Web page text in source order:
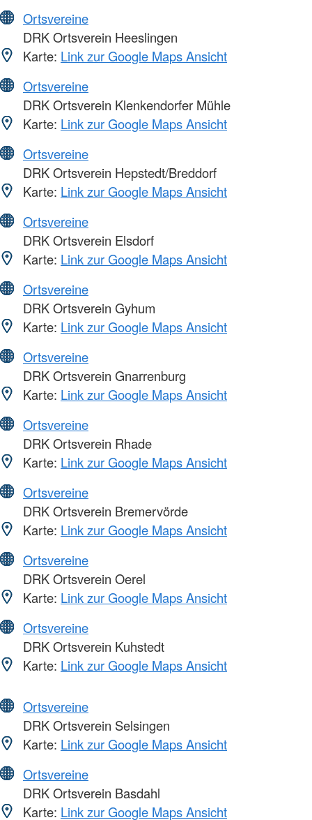
Ortsvereine
DRK Ortsverein Heeslingen
Karte: Link zur Google Maps Ansicht
Ortsvereine
DRK Ortsverein Klenkendorfer Mühle
Karte: Link zur Google Maps Ansicht
Ortsvereine
DRK Ortsverein Hepstedt/Breddorf
Karte: Link zur Google Maps Ansicht
Ortsvereine
DRK Ortsverein Elsdorf
Karte: Link zur Google Maps Ansicht
Ortsvereine
DRK Ortsverein Gyhum
Karte: Link zur Google Maps Ansicht
Ortsvereine
DRK Ortsverein Gnarrenburg
Karte: Link zur Google Maps Ansicht
Ortsvereine
DRK Ortsverein Rhade
Karte: Link zur Google Maps Ansicht
Ortsvereine
DRK Ortsverein Bremervörde
Karte: Link zur Google Maps Ansicht
Ortsvereine
DRK Ortsverein Oerel
Karte: Link zur Google Maps Ansicht
Ortsvereine
DRK Ortsverein Kuhstedt
Karte: Link zur Google Maps Ansicht
Ortsvereine
DRK Ortsverein Selsingen
Karte: Link zur Google Maps Ansicht
Ortsvereine
DRK Ortsverein Basdahl
Karte: Link zur Google Maps Ansicht